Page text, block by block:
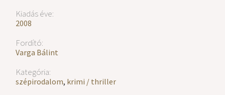
Kiadás éve:
2008
Fordító:
Varga Bálint
Kategória:
szépirodalom, krimi / thriller